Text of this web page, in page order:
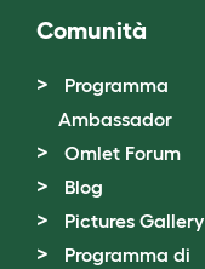
Comunità
Programma
Ambassador
Omlet Forum
Blog
Pictures Gallery
Programma di